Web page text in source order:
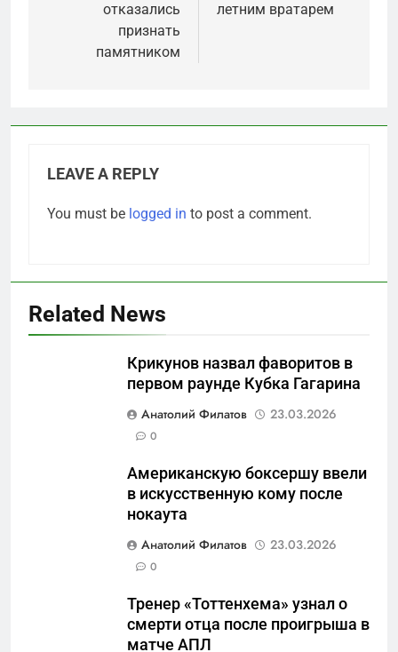
отказались
признать
памятником
летним вратарем
LEAVE A REPLY
You must be logged in to post a comment.
Related News
Крикунов назвал фаворитов в
первом раунде Кубка Гагарина
Анатолий Филатов
23.03.2026
0
Американскую боксершу ввели
в искусственную кому после
нокаута
Анатолий Филатов
23.03.2026
0
Тренер «Тоттенхема» узнал о
смерти отца после проигрыша в
матче АПЛ
Что происходит в
военные изымают спирт «для
защиты Отечества»
САНКТ-ПЕТЕРБУРГ И ОБЛАСТЬ
«500-тонный беспилотник»
или очередная показуха? Что
САНКТ-ПЕТЕРБУРГ И ОБЛАСТЬ